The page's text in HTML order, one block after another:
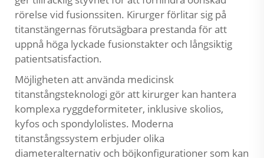
rörelse vid fusionssiten. Kirurger förlitar sig på
titanstängernas förutsägbara prestanda för att
uppnå höga lyckade fusionstakter och långsiktig
patientsatisfaction.
Möjligheten att använda medicinsk
titanstångsteknologi gör att kirurger kan hantera
komplexa ryggdeformiteter, inklusive skolios,
kyfos och spondylolistes. Moderna
titanstångssystem erbjuder olika
diameteralternativ och böjkonfigurationer som kan